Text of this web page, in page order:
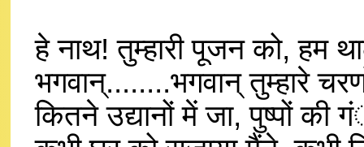
हे नाथ! तुम्हारी पूजन को, हम
भगवान्........भगवान् तुम्हारे
कितने उद्यानों में जा, पुष्पों की